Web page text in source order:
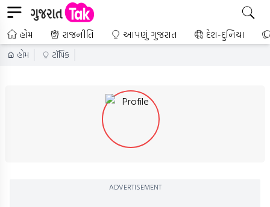
હોમ રાજનીતિ આપણું ગુજરાત દેશ-દુનિયા
હોમ ટૉપિક
ADVERTISEMENT